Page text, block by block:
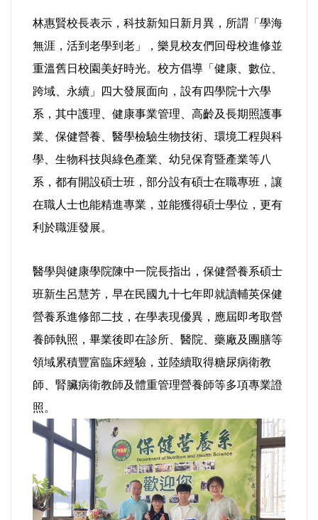
內政/社會/福利/弱勢/慈善
國際/全球
環境/資源/能源
交通運輸
中美台
正能量
蔬/素食
法制/司法/監督
考試/監察
國安/國防/外交
林惠賢校長表示，科技新知日新月異，所謂「學海
無涯，活到老學到老」，樂見校友們回母校進修並
重溫舊日校園美好時光。校方倡導「健康、數位、
跨域、永續」四大發展面向，設有四學院十六學
系，其中護理、健康事業管理、高齡及長期照護事
業、保健營養、醫學檢驗生物技術、環境工程與科
學、生物科技與綠色產業、幼兒保育暨產業等八
系，都有開設碩士班，部分設有碩士在職專班，讓
在職人士也能精進專業，並能獲得碩士學位，更有
利於職涯發展。
醫學與健康學院陳中一院長指出，保健營養系碩士
班新生呂慧芳，早在民國九十七年即就讀輔英保健
營養系進修部二技，在學表現優異，應屆即考取營
養師執照，畢業後即在診所、醫院、藥廠及團膳等
領域累積豐富臨床經驗，並陸續取得糖尿病衛教
師、腎臟病衛教師及體重管理營養師等多項專業證
照。